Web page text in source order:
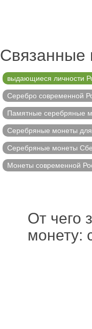
Связанные
выдающиеся личности
Серебро современной
Памятные серебряные
Серебряные монеты для
Серебряные монеты
Монеты современной
От чего
монету: